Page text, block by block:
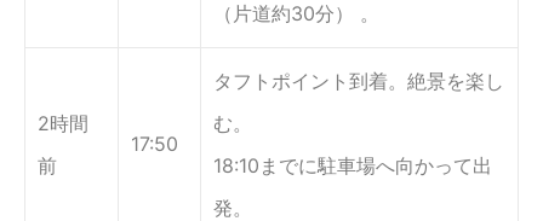
（片道約30分） 。
2時間
前
17:50
タフトポイント到着。絶景を楽し
む。
18:10までに駐車場へ向かって出
発。